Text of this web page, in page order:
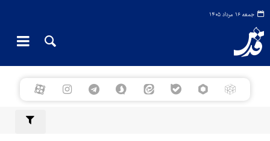
جمعه ۱۶ مرداد ۱۴۰۵